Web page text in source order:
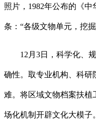
照片，1982年公布的《
条：“各级文物单元，挖
12月3日，科学化、规
确性。取专业机构、科研
难。将区域文物档案扶植
场化机制开辟文化大模子